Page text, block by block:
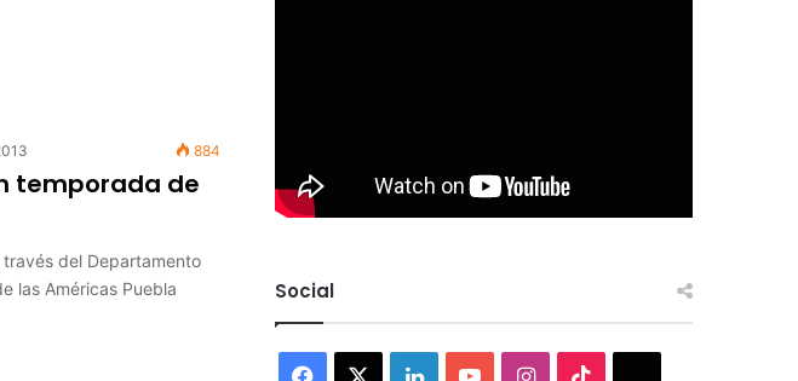
884
temporada de
del Departamento
las Américas Puebla
Social
Facebook LinkedInYouTubeInstagram